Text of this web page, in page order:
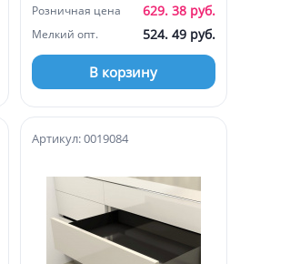
Розничная цена 629. 38 руб.
Мелкий опт. 524. 49 руб.
В корзину
Артикул: 0019084